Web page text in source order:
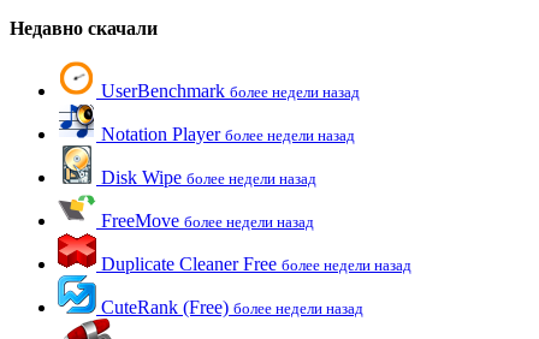
Недавно скачали
UserBenchmark более недели назад
Notation Player более недели назад
Disk Wipe более недели назад
FreeMove более недели назад
Duplicate Cleaner Free более недели назад
CuteRank (Free) более недели назад